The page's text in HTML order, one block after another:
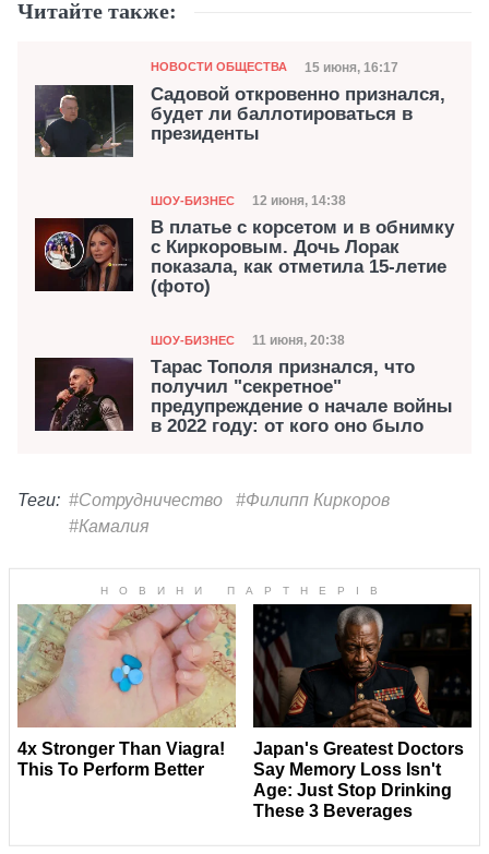
Читайте также:
Категория
НОВОСТИ ОБЩЕСТВА Дата публикации
15 июня, 16:17
Садовой откровенно признался,
будет ли баллотироваться в
президенты
Категория
ШОУ-БИЗНЕС Дата публикации
12 июня, 14:38
В платье с корсетом и в обнимку
с Киркоровым. Дочь Лорак
показала, как отметила 15-летие
(фото)
Категория
ШОУ-БИЗНЕС Дата публикации
11 июня, 20:38
Тарас Тополя признался, что
получил "секретное"
предупреждение о начале войны
в 2022 году: от кого оно было
Теги: #Сотрудничество
#Филипп Киркоров
#Камалия